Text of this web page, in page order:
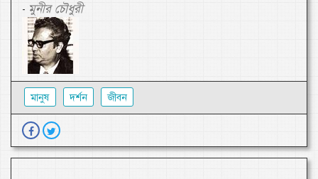
- মুনীর চৌধুরী
মানুষ দর্শন জীবন